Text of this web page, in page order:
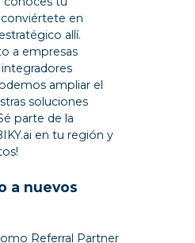
en
allí.
a empresas
ampliar el
soluciones
parte de la
en tu región y
a nuevos
Referral Partner